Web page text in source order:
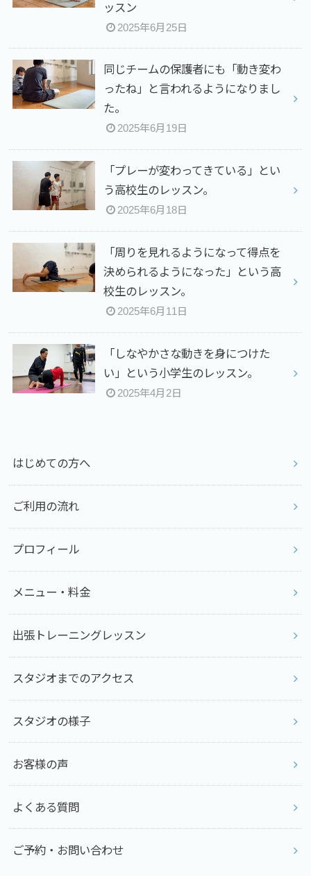
ッスン
2025年6月25日
同じチームの保護者にも「動き変わ
ったね」と言われるようになりまし
た。
2025年6月19日
「プレーが変わってきている」とい
う高校生のレッスン。
2025年6月18日
「周りを見れるようになって得点を
決められるようになった」という高
校生のレッスン。
2025年6月11日
⁡「しなやかさな動きを身につけた
い」という小学生のレッスン。
2025年4月2日
はじめての方へ
ご利用の流れ
プロフィール
メニュー・料金
出張トレーニングレッスン
スタジオまでのアクセス
スタジオの様子
お客様の声
よくある質問
ご予約・お問い合わせ